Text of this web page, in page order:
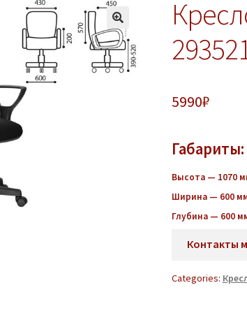
5990₽
Габариты:
Высота — 1070
Ширина — 600
Глубина — 600
Контакты
Categories: